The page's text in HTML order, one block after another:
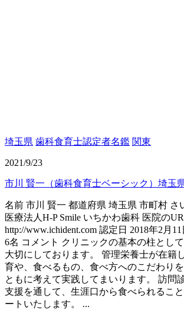
埼玉県 歯科食育士認定者名鑑 関東
2021/9/23
市川 賢一（歯科食育士ベーシック）埼玉
名前 市川 賢一 都道府県 埼玉県 市町村 さ
医療法人H-P Smile いちかわ歯科 医院の
http://www.ichident.com 認定日 2018年2月
6名 コメント クリニックの基本の柱とし
大切にしております。 管理栄養士が在籍
育や、食べるもの、食べ方へのこだわり
ともに考えて実践してまいります。 訪問
支援を通して、生涯口から食べられるこ
ートいたします。 ...